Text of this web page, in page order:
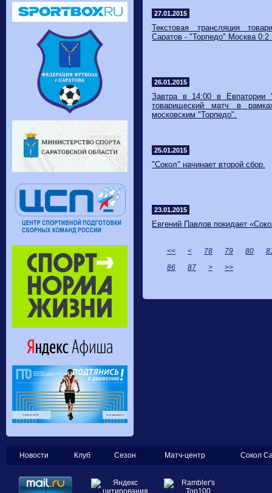
27.01.2015
Текстовая трансляция
Саратов - "Торпедо" Москва 0:2
26.01.2015
Завтра в 14:00 в Евпатории
товарищеский матч в
московским "Торпедо".
25.01.2015
"​Сокол" начинает второй сбор.
23.01.2015
​Евгений Павлов покидает
<< < 78 79 80
86
87 > >>
Новости Клуб Сезон Матч-центр Сокол